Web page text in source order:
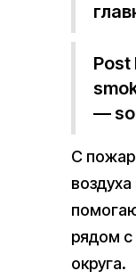
Post
—
С
рядом с
округа.